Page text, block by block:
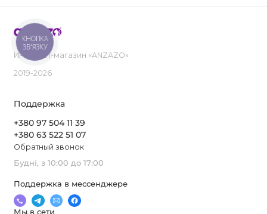
Интернет-магазин «ANZAZO»
2019-2026
Поддержка
+380 97 504 11 39
+380 63 522 51 07
Обратный звонок
Будні, з 10:00 до 17:00
Поддержка в мессенджере
Мы в сети
КНОПКА
ЗВ'ЯЗКУ